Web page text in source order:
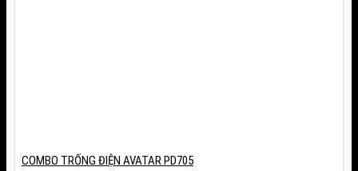
COMBO TRỐNG ĐIỆN AVATAR PD705